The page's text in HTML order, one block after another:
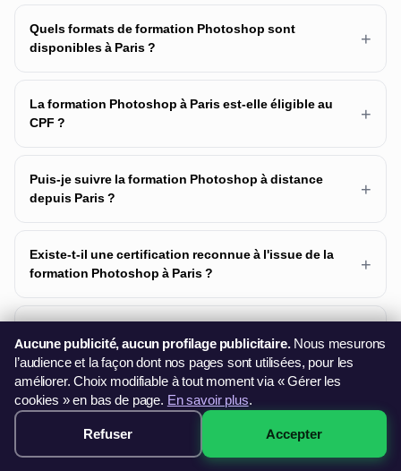
Quels formats de formation Photoshop sont
disponibles à Paris ?
+
La formation Photoshop à Paris est-elle éligible au
CPF ?
+
Puis-je suivre la formation Photoshop à distance
depuis Paris ?
+
Existe-t-il une certification reconnue à l'issue de la
formation Photoshop à Paris ?
+
Quels sont les prérequis pour la formation
Photoshop à Paris ?
Comment s'organise concrètement la formation
349€ · Voir les sessions →
Aucune publicité, aucun profilage publicitaire.Nous mesurons
l’audience et la façon dont nos pages sont utilisées, pour les
améliorer. Choix modifiable à tout moment via « Gérer les
cookies » en bas de page. En savoir plus.
Refuser Accepter